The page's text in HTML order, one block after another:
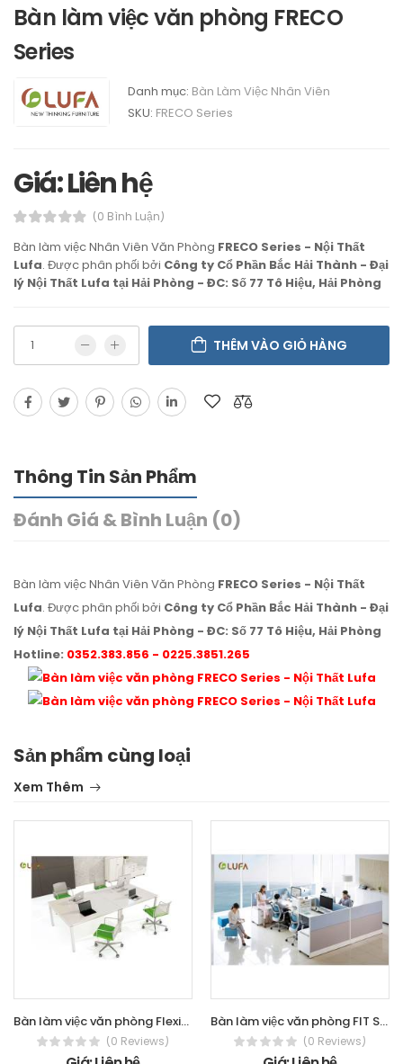
Bàn làm việc văn phòng FRECO
Series
Danh mục: Bàn Làm Việc Nhân Viên
SKU: FRECO Series
Giá: Liên hệ
(0 Bình Luận)
Bàn làm việc Nhân Viên Văn Phòng FRECO Series - Nội Thất
Lufa. Được phân phối bởi Công ty Cổ Phần Bắc Hải Thành - Đại
lý Nội Thất Lufa tại Hải Phòng - ĐC: Số 77 Tô Hiệu, Hải Phòng
THÊM VÀO GIỎ HÀNG
Thông Tin Sản Phẩm
Đánh Giá & Bình Luận (0)
Bàn làm việc Nhân Viên Văn Phòng FRECO Series - Nội Thất
Lufa. Được phân phối bởi Công ty Cổ Phần Bắc Hải Thành - Đại
lý Nội Thất Lufa tại Hải Phòng - ĐC: Số 77 Tô Hiệu, Hải Phòng
Hotline: 0352.383.856 - 0225.3851.265
Sản phẩm cùng loại
Xem Thêm
Bàn làm việc văn phòng Flexible
(0 Reviews)
Bàn làm việc văn phòng FIT Series
(0 Reviews)